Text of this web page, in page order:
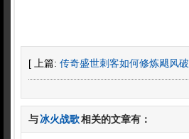
[ 上篇: 传奇盛世刺客如何修炼飓风破
与冰火战歌相关的文章有：